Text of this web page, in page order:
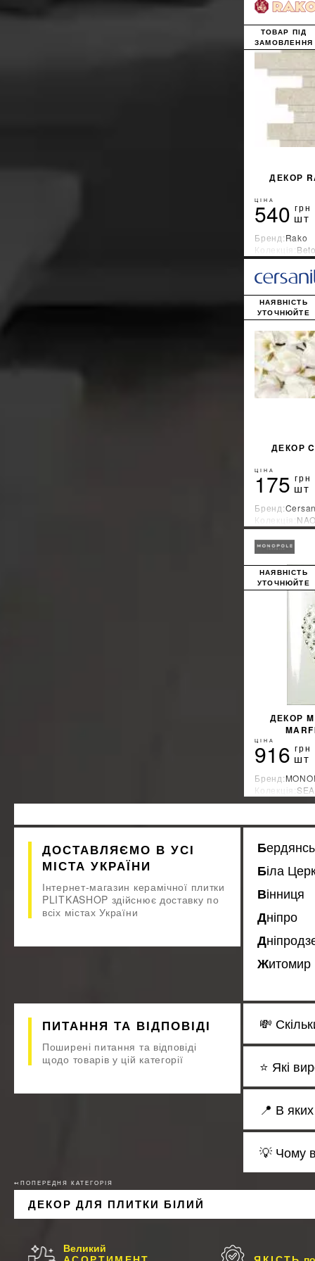
ДЕКОР
ТОВАР ПІД
ЗАМОВЛЕННЯ
ЦІНА
540 грн
шт
Бренд:Rako
Колекція:
Країна-
ДЕКОР
НАЯВНІСТЬ
УТОЧНЮЙТЕ
ЦІНА
175 грн
шт
Бренд:
Колекція:
Країна-
ДЕКОР
НАЯВНІСТЬ
УТОЧНЮЙТЕ
ЦІНА
916 грн
шт
Бренд:
Колекція:
Країна-
ДОСТАВЛЯЄМО В УСІ
МІСТА УКРАЇНИ
Інтернет-магазин керамічної плитки
PLITKASHOP здійснює доставку по
всіх містах України
Біла
Вінниця
Дніпро
Житомир
ПИТАННЯ ТА ВІДПОВІДІ
Поширені питання та відповіді
щодо товарів у цій категорії
💸
⭐ Які
📍 В
💡 Чому
↢ПОПЕРЕДНЯ КАТЕГОРІЯ
ДЕКОР ДЛЯ ПЛИТКИ БІЛИЙ
Великий